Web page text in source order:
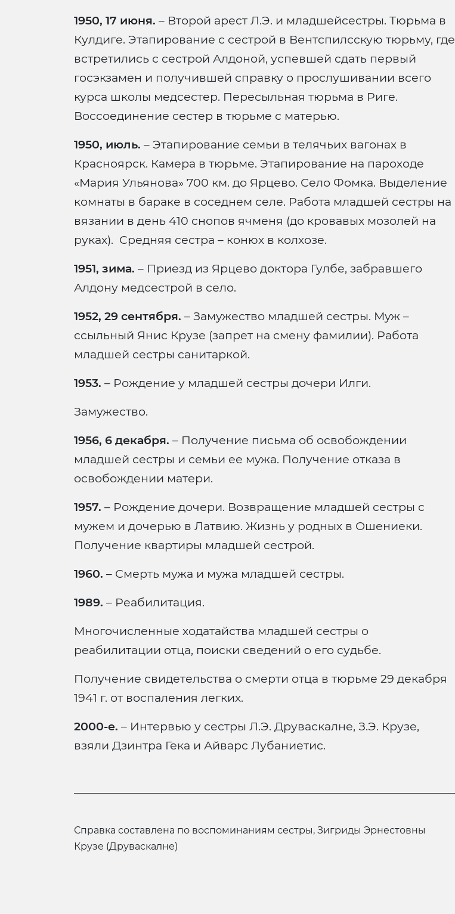
1950, 17 июня. – Второй арест Л.Э. и младшейсестры. Тюрьма в
Кулдиге. Этапирование с сестрой в Вентспилсскую тюрьму, где
встретились с сестрой Алдоной, успевшей сдать первый
госэкзамен и получившей справку о прослушивании всего
курса школы медсестер. Пересыльная тюрьма в Риге.
Воссоединение сестер в тюрьме с матерью.
1950, июль. – Этапирование семьи в телячьих вагонах в
Красноярск. Камера в тюрьме. Этапирование на пароходе
«Мария Ульянова» 700 км. до Ярцево. Село Фомка. Выделение
комнаты в бараке в соседнем селе. Работа младшей сестры на
вязании в день 410 снопов ячменя (до кровавых мозолей на
руках). Средняя сестра – конюх в колхозе.
1951, зима. – Приезд из Ярцево доктора Гулбе, забравшего
Алдону медсестрой в село.
1952, 29 сентября. – Замужество младшей сестры. Муж –
ссыльный Янис Крузе (запрет на смену фамилии). Работа
младшей сестры санитаркой.
1953. – Рождение у младшей сестры дочери Илги.
Замужество.
1956, 6 декабря. – Получение письма об освобождении
младшей сестры и семьи ее мужа. Получение отказа в
освобождении матери.
1957. – Рождение дочери. Возвращение младшей сестры с
мужем и дочерью в Латвию. Жизнь у родных в Ошениеки.
Получение квартиры младшей сестрой.
1960. – Смерть мужа и мужа младшей сестры.
1989. – Реабилитация.
Многочисленные ходатайства младшей сестры о
реабилитации отца, поиски сведений о его судьбе.
Получение свидетельства о смерти отца в тюрьме 29 декабря
1941 г. от воспаления легких.
2000-е. – Интервью у сестры Л.Э. Друваскалне, З.Э. Крузе,
взяли Дзинтра Гека и Айварс Лубаниетис.
справка составлена по воспоминаниям сестры, Зигриды Эрнестовны
Крузе (Друваскалне)